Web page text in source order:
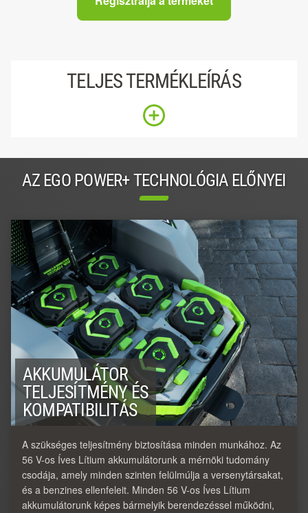
TELJES TERMÉKLEÍRÁS
AZ EGO POWER+ TECHNOLÓGIA ELŐNYEI
AKKUMULÁTOR
TELJESÍTMÉNY ÉS
KOMPATIBILITÁS
A szükséges teljesítmény biztosítása minden munkához. Az
56 V-os Íves Lítium akkumulátorunk a mérnöki tudomány
csodája, amely minden szinten felülmúlja a versenytársakat,
és a benzines ellenfeleit. Minden 56 V-os Íves Lítium
akkumulátorunk képes bármelyik berendezéssel működni,